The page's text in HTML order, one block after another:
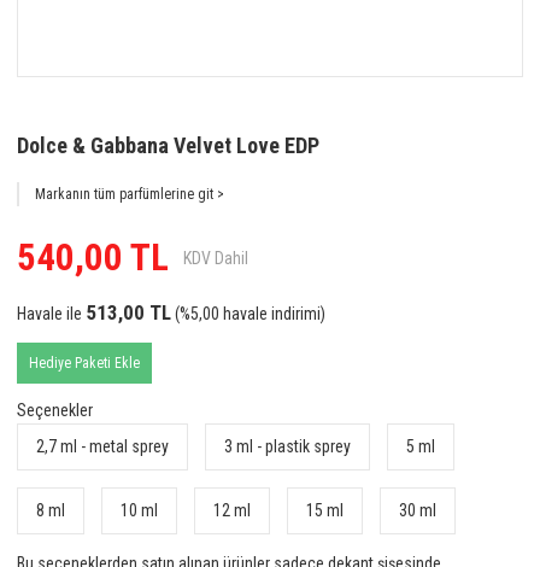
Dolce & Gabbana Velvet Love EDP
Markanın tüm parfümlerine git >
540,00 TL KDV Dahil
Havale ile 513,00 TL(%5,00 havale indirimi)
Hediye Paketi Ekle
Seçenekler
2,7 ml - metal sprey
3 ml - plastik sprey 5 ml
8 ml 10 ml 12 ml 15 ml 30 ml